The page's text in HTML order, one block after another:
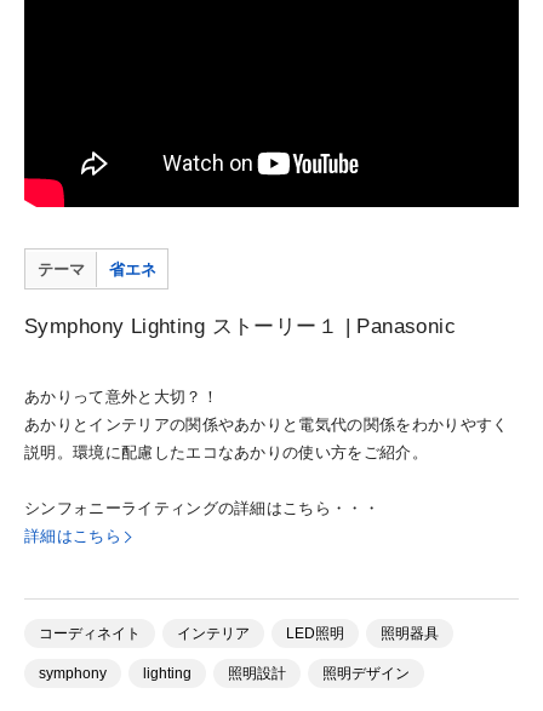
テーマ 省エネ
Symphony Lighting ストーリー１ | Panasonic
あかりって意外と大切？！
あかりとインテリアの関係やあかりと電気代の関係をわかりやすく
説明。環境に配慮したエコなあかりの使い方をご紹介。
シンフォニーライティングの詳細はこちら・・・
詳細はこちら
コーディネイト インテリア LED照明 照明器具
symphony lighting 照明設計 照明デザイン